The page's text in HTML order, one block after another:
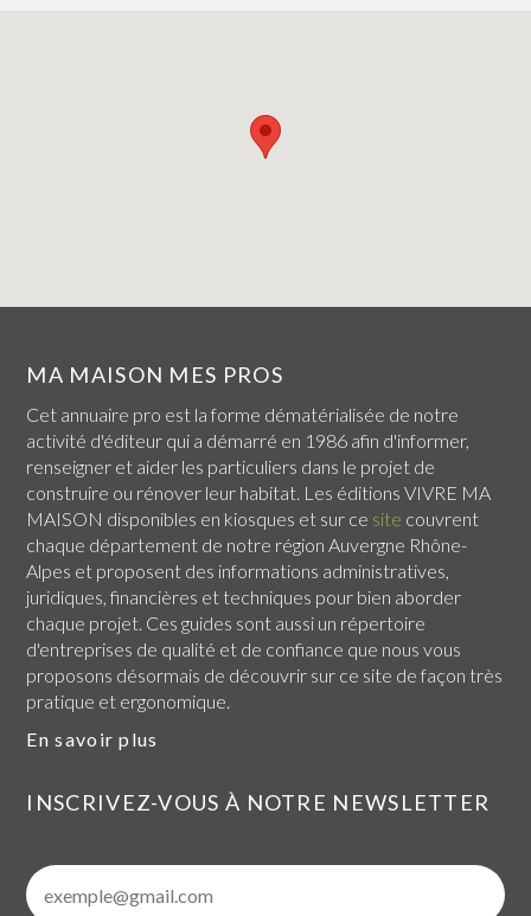
MA MAISON MES PROS
Cet annuaire pro est la forme dématérialisée de notre
activité d'éditeur qui a démarré en 1986 afin d'informer,
renseigner et aider les particuliers dans le projet de
construire ou rénover leur habitat. Les éditions VIVRE MA
MAISON disponibles en kiosques et sur ce site couvrent
chaque département de notre région Auvergne Rhône-
Alpes et proposent des informations administratives,
juridiques, financières et techniques pour bien aborder
chaque projet. Ces guides sont aussi un répertoire
d'entreprises de qualité et de confiance que nous vous
proposons désormais de découvrir sur ce site de façon très
pratique et ergonomique.
En savoir plus
INSCRIVEZ-VOUS À NOTRE NEWSLETTER